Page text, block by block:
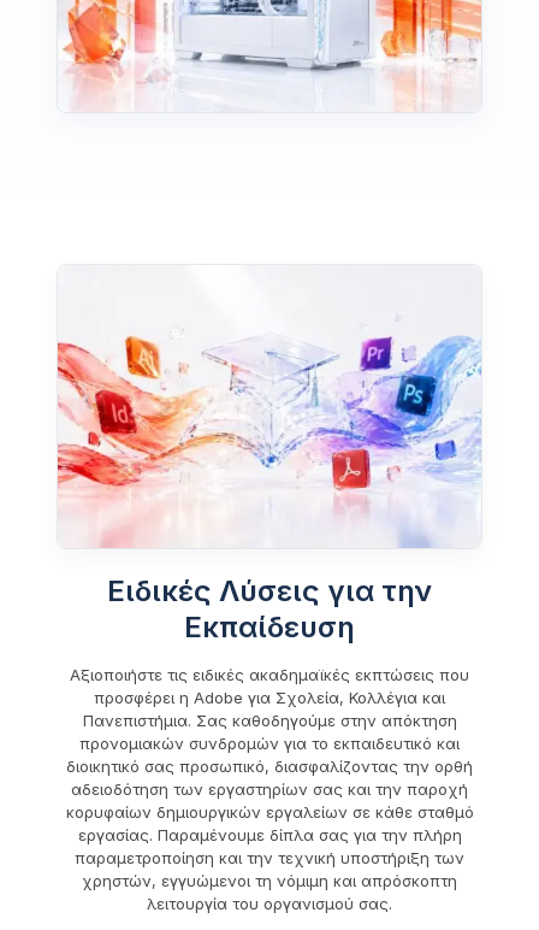
Ειδικές Λύσεις για την
Εκπαίδευση
Αξιοποιήστε τις ειδικές ακαδημαϊκές εκπτώσεις που
προσφέρει η Adobe για Σχολεία, Κολλέγια και
Πανεπιστήμια. Σας καθοδηγούμε στην απόκτηση
προνομιακών συνδρομών για το εκπαιδευτικό και
διοικητικό σας προσωπικό, διασφαλίζοντας την ορθή
αδειοδότηση των εργαστηρίων σας και την παροχή
κορυφαίων δημιουργικών εργαλείων σε κάθε σταθμό
εργασίας. Παραμένουμε δίπλα σας για την πλήρη
παραμετροποίηση και την τεχνική υποστήριξη των
χρηστών, εγγυώμενοι τη νόμιμη και απρόσκοπτη
λειτουργία του οργανισμού σας.